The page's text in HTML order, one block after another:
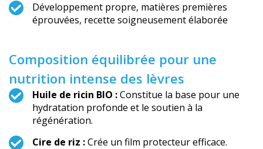
Développement propre, matières premières
éprouvées, recette soigneusement élaborée
Composition équilibrée pour une
nutrition intense des lèvres
Huile de ricin BIO :Constitue la base pour une
hydratation profonde et le soutien à la
régénération.
Cire de riz :Crée un film protecteur efficace.